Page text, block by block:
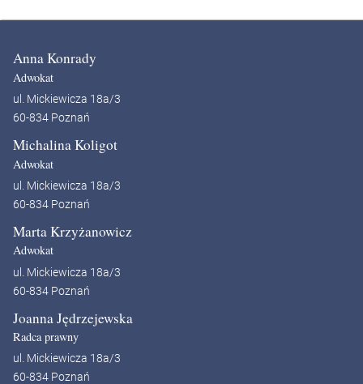
Anna Konrady
Adwokat
ul. Mickiewicza 18a/3
60-834 Poznań
Michalina Koligot
Adwokat
ul. Mickiewicza 18a/3
60-834 Poznań
Marta Krzyżanowicz
Adwokat
ul. Mickiewicza 18a/3
60-834 Poznań
Joanna Jędrzejewska
Radca prawny
ul. Mickiewicza 18a/3
60-834 Poznań